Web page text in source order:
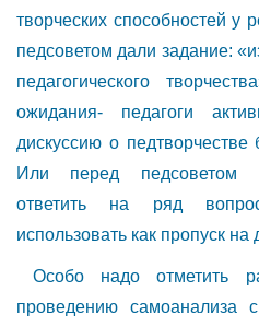
творческих способностей у
педсоветом дали задание:
педагогического
ожидания- педагоги
дискуссию о педтворчестве
Или перед педсоветом
ответить на ряд
использовать как пропуск на
Особо надо отметить
проведению самоанализа